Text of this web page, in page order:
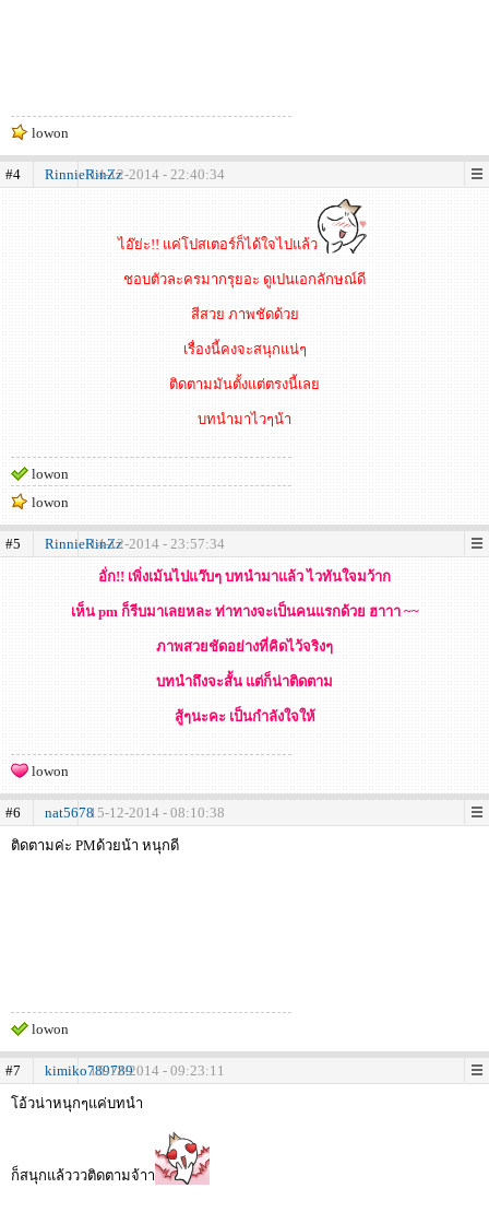
lowon
#4 RinnieRinZz14-12-2014 - 22:40:34
ไอ๊ย่ะ!! แค่โปสเตอร์ก็ได้ใจไปแล้ว
ชอบตัวละครมากรุยอะ ดูเปนเอกลักษณ์ดี
สีสวย ภาพชัดด้วย
เรื่องนี้คงจะสนุกแน่ๆ
ติดตามมันตั้งแต่ตรงนี้เลย
บทนำมาไวๆน้า
lowon
lowon
#5 RinnieRinZz14-12-2014 - 23:57:34
อั่ก!! เพิ่งเม้นไปแว๊บๆ บทนำมาแล้ว ไวทันใจมว้าก
เห็น pm ก็รีบมาเลยหละ ท่าทางจะเป็นคนแรกด้วย ฮาาา ~~
ภาพสวยชัดอย่างที่คิดไว้จริงๆ
บทนำถึงจะสั้น แต่ก็น่าติดตาม
สู้ๆนะคะ เป็นกำลังใจให้
lowon
#6 nat567815-12-2014 - 08:10:38
ติดตามค่ะ PMด้วยน้า หนุกดี
lowon
#7 kimiko78978915-12-2014 - 09:23:11
โอ้วน่าหนุกๆแค่บทนำ
ก็สนุกแล้วววติดตามจ้าา